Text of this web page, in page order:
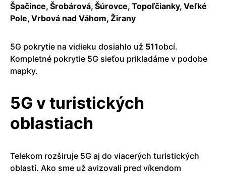
Špačince, Šrobárová, Šúrovce, Topoľčianky, Veľké
Pole, Vrbová nad Váhom, Žirany
5G pokrytie na vidieku dosiahlo už 511obcí.
Kompletné pokrytie 5G sieťou prikladáme v podobe
mapky.
5G v turistických
oblastiach
Telekom rozširuje 5G aj do viacerých turistických
oblastí. Ako sme už avizovali pred víkendom